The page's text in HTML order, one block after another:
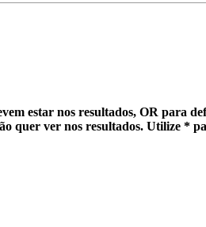
estar nos resultados, OR para
quer ver nos resultados. Utilize *